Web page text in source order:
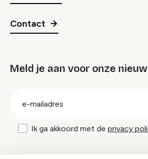
Contact
Meld je aan voor onze
Ik ga akkoord met de privacy